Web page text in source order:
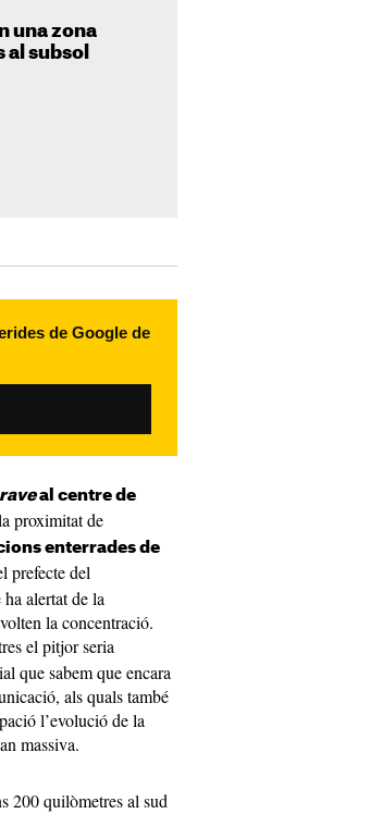
una zona
subsol
de Google de
raveal centre de
proximitat de
enterrades de
prefecte del
alertat de la
la concentració.
el pitjor seria
que sabem que encara
als quals també
l’evolució de la
massiva.
200 quilòmetres al sud